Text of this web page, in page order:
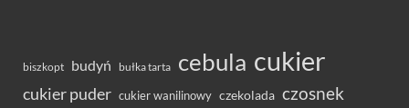
biszkopt budyń bułka tarta cebula cukier
cukier puder cukier wanilinowy czekolada czosnek